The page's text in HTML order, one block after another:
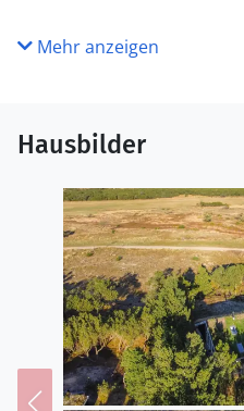
Mehr anzeigen
Hausbilder